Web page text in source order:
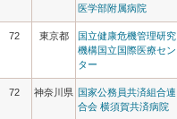
医学部附属病院
72 東京都
国立健康危機管理研究
機構国立国際医療セン
ター
72 神奈川県 国家公務員共済組合連
合会 横須賀共済病院